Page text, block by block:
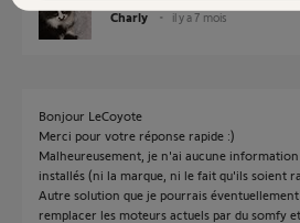
Charly il y a 7 mois
Bonjour LeCoyote
Merci pour votre réponse rapide :)
Malheureusement, je n'ai aucune
installés (ni la marque, ni le fait qu'ils soient
Autre solution que je pourrais
remplacer les moteurs actuels par du somfy